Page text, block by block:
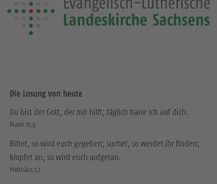
Die Losung von heute
Du bist der Gott, der mir hilft; täglich harre ich auf dich.
Psalm 25,5
Bittet, so wird euch gegeben; suchet, so werdet ihr finden;
klopfet an, so wird euch aufgetan.
Matthäus 7,7